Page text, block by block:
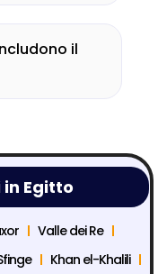
il
Egitto
Valle dei Re
Khan el-Khalili